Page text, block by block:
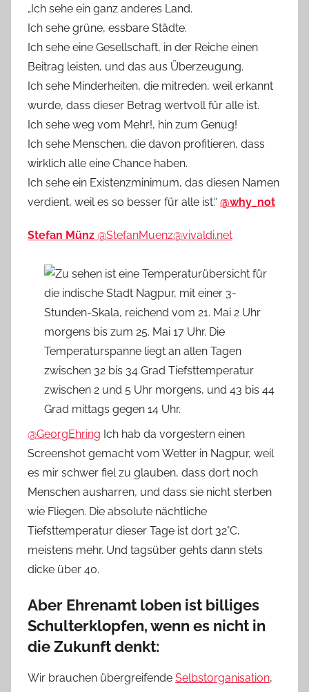
„Ich sehe ein ganz anderes Land.
Ich sehe grüne, essbare Städte.
Ich sehe eine Gesellschaft, in der Reiche einen
Beitrag leisten, und das aus Überzeugung.
Ich sehe Minderheiten, die mitreden, weil erkannt
wurde, dass dieser Betrag wertvoll für alle ist.
Ich sehe weg vom Mehr!, hin zum Genug!
Ich sehe Menschen, die davon profitieren, dass
wirklich alle eine Chance haben.
Ich sehe ein Existenzminimum, das diesen Namen
verdient, weil es so besser für alle ist.“ @why_not
Stefan Münz @StefanMuenz@vivaldi.net
@GeorgEhring Ich hab da vorgestern einen
Screenshot gemacht vom Wetter in Nagpur, weil
es mir schwer fiel zu glauben, dass dort noch
Menschen ausharren, und dass sie nicht sterben
wie Fliegen. Die absolute nächtliche
Tiefsttemperatur dieser Tage ist dort 32°C,
meistens mehr. Und tagsüber gehts dann stets
dicke über 40.
Aber Ehrenamt loben ist billiges
Schulterklopfen, wenn es nicht in
die Zukunft denkt:
Wir brauchen übergreifende Selbstorganisation,